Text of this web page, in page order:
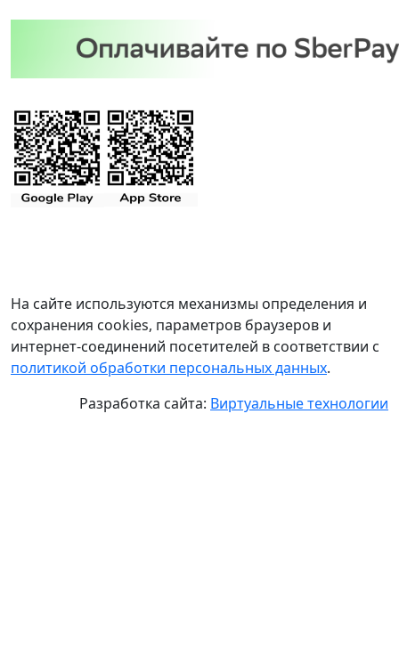
На сайте используются механизмы определения и
сохранения cookies, параметров браузеров и
интернет-соединений посетителей в соответствии с
политикой обработки персональных данных.
Разработка сайта: Виртуальные технологии